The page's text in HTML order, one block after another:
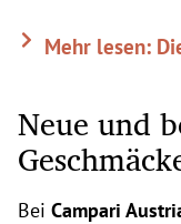
Mehr lesen:
Neue und
Bei Campari